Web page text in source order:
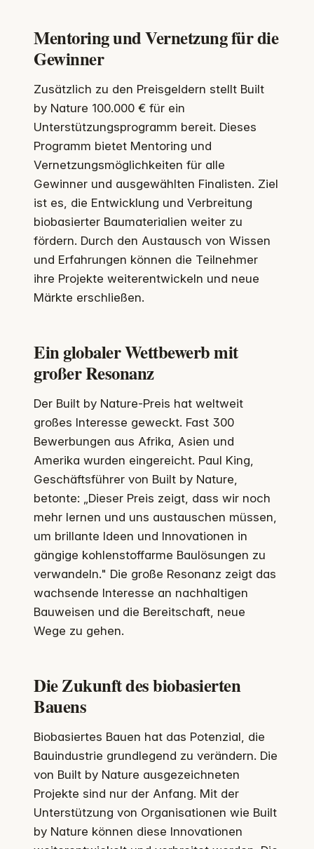
Mentoring und Vernetzung für die
Gewinner
Zusätzlich zu den Preisgeldern stellt Built
by Nature 100.000 € für ein
Unterstützungsprogramm bereit. Dieses
Programm bietet Mentoring und
Vernetzungsmöglichkeiten für alle
Gewinner und ausgewählten Finalisten. Ziel
ist es, die Entwicklung und Verbreitung
biobasierter Baumaterialien weiter zu
fördern. Durch den Austausch von Wissen
und Erfahrungen können die Teilnehmer
ihre Projekte weiterentwickeln und neue
Märkte erschließen.
Ein globaler Wettbewerb mit
großer Resonanz
Der Built by Nature-Preis hat weltweit
großes Interesse geweckt. Fast 300
Bewerbungen aus Afrika, Asien und
Amerika wurden eingereicht. Paul King,
Geschäftsführer von Built by Nature,
betonte: „Dieser Preis zeigt, dass wir noch
mehr lernen und uns austauschen müssen,
um brillante Ideen und Innovationen in
gängige kohlenstoffarme Baulösungen zu
verwandeln." Die große Resonanz zeigt das
wachsende Interesse an nachhaltigen
Bauweisen und die Bereitschaft, neue
Wege zu gehen.
Die Zukunft des biobasierten
Bauens
Biobasiertes Bauen hat das Potenzial, die
Bauindustrie grundlegend zu verändern. Die
von Built by Nature ausgezeichneten
Projekte sind nur der Anfang. Mit der
Unterstützung von Organisationen wie Built
by Nature können diese Innovationen